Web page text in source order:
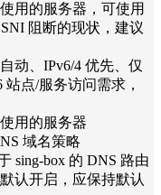
用的服务器，可使用
阻断的现状，建议
动、IPv6/4 优先、仅
点/服务访问需求，
用的服务器
域名策略
sing-box 的 DNS 路由
认开启，应保持默认